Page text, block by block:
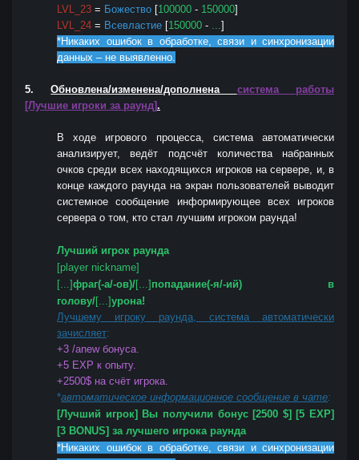
LVL_23 = Божество [100000 - 150000]
LVL_24 = Всевластие [150000 - ...]
*Никаких ошибок в обработке, связи и синхронизации
данных – не выявленно.
5.Обновлена/изменена/дополнена система работы
[Лучшие игроки за раунд].
В ходе игрового процесса, система автоматически
анализирует, ведёт подсчёт количества набранных
очков среди всех находящихся игроков на сервере, и, в
конце каждого раунда на экран пользователей выводит
системное сообщение информирующее всех игроков
сервера о том, кто стал лучшим игроком раунда!
Лучший игрок раунда
[player nickname]
[...]фраг(-а/-ов)/[...] попадание(-я/-ий) в
голову/[...]урона!
Лучшему игроку раунда, система автоматически
зачисляет:
+3 /anew бонуса.
+5 EXP к опыту.
+2500$ на счёт игрока.
*автоматическое информационное сообщение в чате:
[Лучший игрок] Вы получили бонус [2500 $] [5 EXP]
[3 BONUS] за лучшего игрока раунда
*Никаких ошибок в обработке, связи и синхронизации